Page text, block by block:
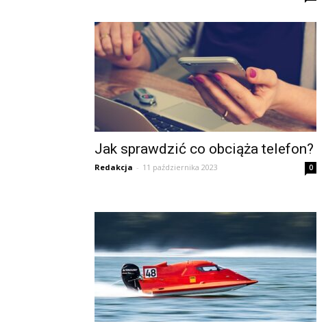
Jak sprawdzić co obciąża telefon?
Redakcja - 11 października 2023 0